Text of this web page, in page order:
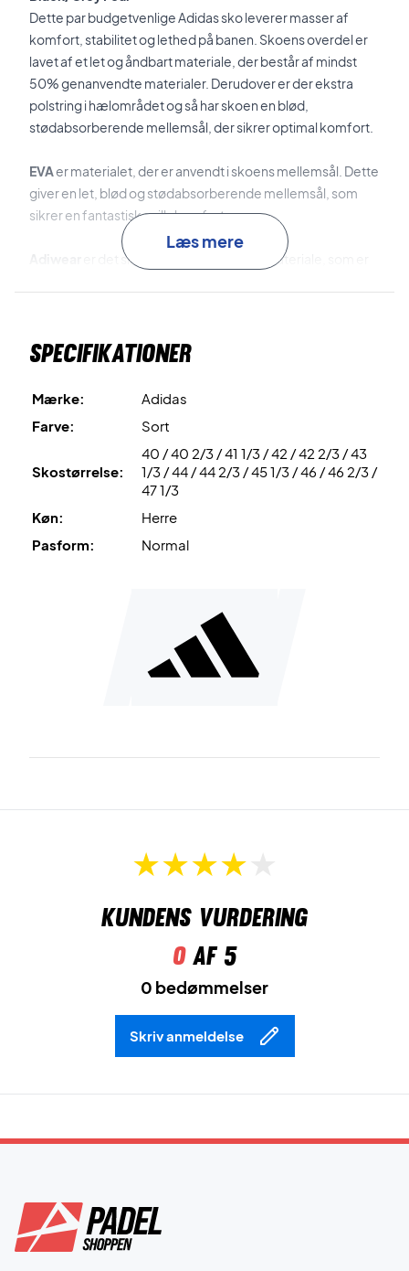
Dette par budgetvenlige Adidas sko leverer masser af
komfort, stabilitet og lethed på banen. Skoens overdel er
lavet af et let og åndbart materiale, der består af mindst
50% genanvendte materialer. Derudover er der ekstra
polstring i hælområdet og så har skoen en blød,
stødabsorberende mellemsål, der sikrer optimal komfort.
EVAer materialet, der er anvendt i skoens mellemsål. Dette
giver en let, blød og stødabsorberende mellemsål, som
sikrer en fantastisk spillekomfort.
er det slidstærke og skridsikre materiale, som er
alle padel- og tennisbaner.
Oplev komforten på banen - køb et par i dag!
Læs mere
Specifikationer
Mærke:
Adidas
Farve:
Sort
Skostørrelse:
40 / 40 2/3 / 41 1/3 / 42 / 42 2/3 / 43
1/3 / 44 / 44 2/3 / 45 1/3 / 46 / 46 2/3 /
47 1/3
Køn:
Herre
Pasform:
Normal
Kundens vurdering
0af 5
0 bedømmelser
Skriv anmeldelse